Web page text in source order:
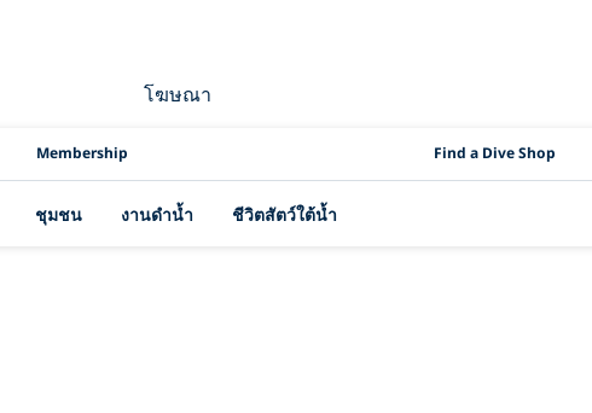
โฆษณา
Membership PADI Location Links
Find a Dive Shop
ชุมชน งานดำน้ำ ชีวิตสัตว์ใต้น้ำ